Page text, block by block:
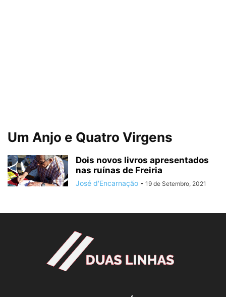
Um Anjo e Quatro Virgens
Dois novos livros apresentados
nas ruínas de Freiria
José d'Encarnação - 19 de Setembro, 2021